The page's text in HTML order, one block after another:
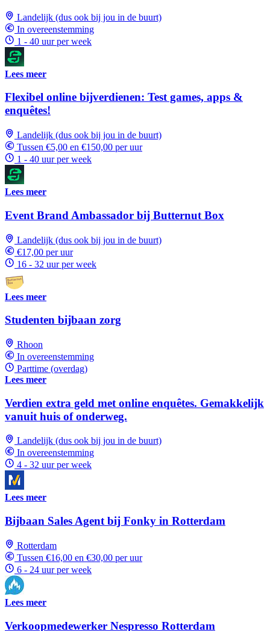
Landelijk (dus ook bij jou in de buurt)
In overeenstemming
1 - 40 uur per week
Lees meer
Flexibel online bijverdienen: Test games, apps &
enquêtes!
Landelijk (dus ook bij jou in de buurt)
Tussen €5,00 en €150,00 per uur
1 - 40 uur per week
Lees meer
Event Brand Ambassador bij Butternut Box
Landelijk (dus ook bij jou in de buurt)
€17,00 per uur
16 - 32 uur per week
Lees meer
Studenten bijbaan zorg
Rhoon
In overeenstemming
Parttime (overdag)
Lees meer
Verdien extra geld met online enquêtes. Gemakkelijk
vanuit huis of onderweg.
Landelijk (dus ook bij jou in de buurt)
In overeenstemming
4 - 32 uur per week
Lees meer
Bijbaan Sales Agent bij Fonky in Rotterdam
Rotterdam
Tussen €16,00 en €30,00 per uur
6 - 24 uur per week
Lees meer
Verkoopmedewerker Nespresso Rotterdam